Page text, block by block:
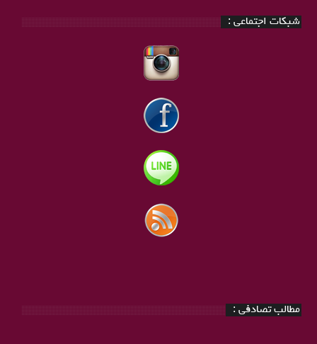
شبکات اجتماعی :
مطالب تصادفی :